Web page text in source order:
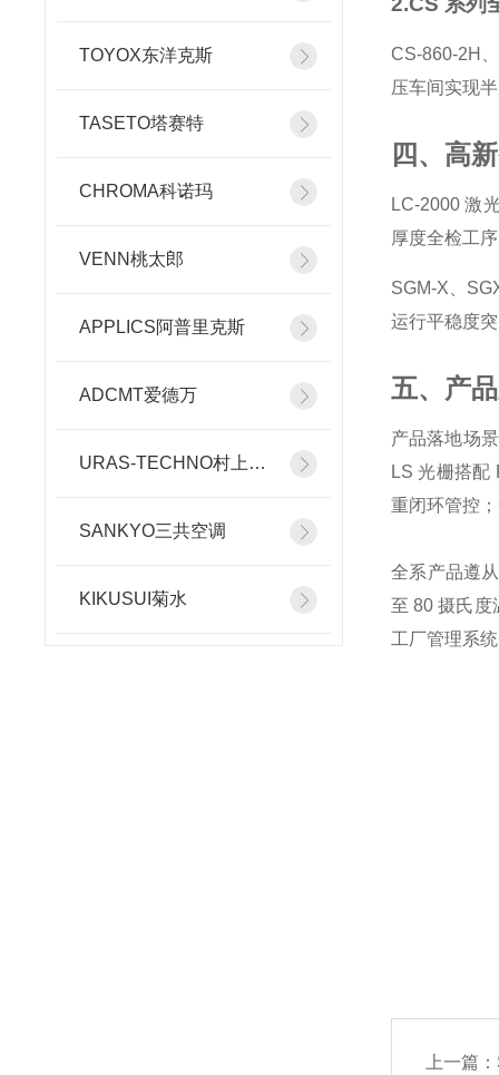
TOYOX东洋克斯
TASETO塔赛特
CHROMA科诺玛
VENN桃太郎
APPLICS阿普里克斯
ADCMT爱德万
URAS-TECHNO村上精机
SANKYO三共空调
KIKUSUI菊水
CS-860-2H
压车间实现
四、高
LC-2000 激
厚度全检工
SGM-X、
运行平稳度
五、产
产品落地场
LS 光栅搭配
重闭环管控
全系产品遵
至 80 摄氏度
工厂管理系
上一篇：